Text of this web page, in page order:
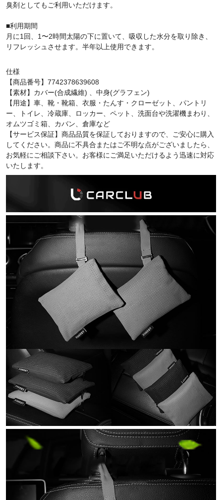
臭剤としてもご利用いただけます。
■利用期間
月に1回、1〜2時間太陽の下に置いて、吸収した水分を取り除き、
リフレッシュさせます。半年以上使用できます。
仕様
【商品番号】7742378639608
【素材】カバー(合成繊維) 、中身(グラフェン)
【用途】 車、 靴・靴箱、衣服・たんす・クローゼット、パントリ
ー、トイレ、冷蔵庫、ロッカー、ペット、洗面台や洗濯機まわり、
オムツゴミ箱、カバン、倉庫など
【サービス保証】商品品質を保証しておりますので、ご安心に購入
してください。商品に不具合またはご不明な点がございましたら、
お気軽にご相談下さい。お客様にご満足いただけるよう迅速に対応
いたします。